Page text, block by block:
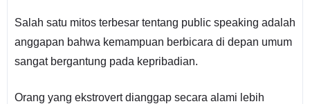
Salah satu mitos terbesar tentang public speaking adalah
anggapan bahwa kemampuan berbicara di depan umum
sangat bergantung pada kepribadian.
Orang yang ekstrovert dianggap secara alami lebih